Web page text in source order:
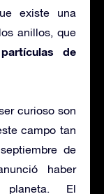
existe una
anillos, que
partículas de
curioso son
campo tan
de
haber
El